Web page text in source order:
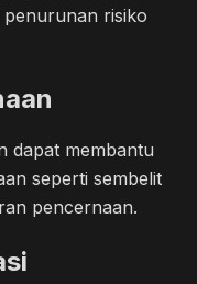
risiko
dapat membantu
seperti sembelit
pencernaan.